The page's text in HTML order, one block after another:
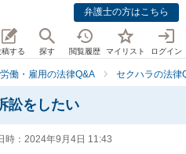
弁護士の方はこちら
稿する 探す 閲覧履歴 マイリスト ログイン
労働・雇用の法律Q&A セクハラの法律
訟をしたい
時： 2024年9月4日 11:43